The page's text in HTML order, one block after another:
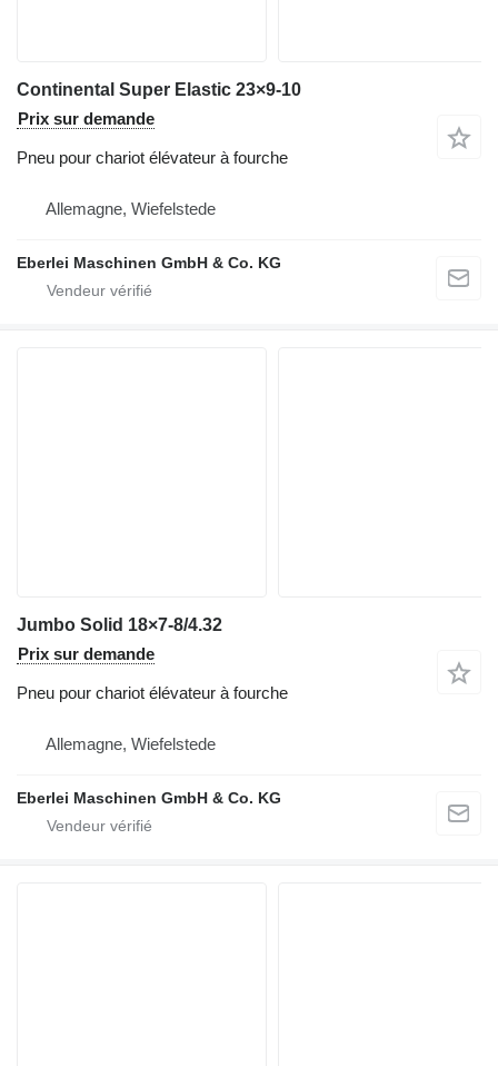
Continental Super Elastic 23×9-10
Prix sur demande
Pneu pour chariot élévateur à fourche
Allemagne, Wiefelstede
Eberlei Maschinen GmbH & Co. KG
Jumbo Solid 18×7-8/4.32
Prix sur demande
Pneu pour chariot élévateur à fourche
Allemagne, Wiefelstede
Eberlei Maschinen GmbH & Co. KG